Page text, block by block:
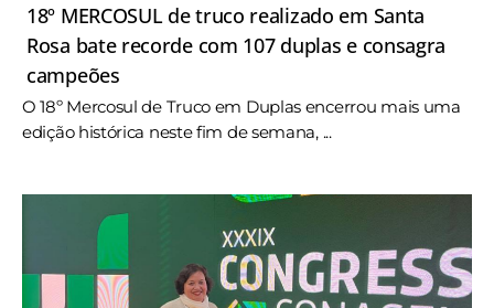
18º MERCOSUL de truco realizado em Santa
Rosa bate recorde com 107 duplas e consagra
campeões
O 18º Mercosul de Truco em Duplas encerrou mais uma
edição histórica neste fim de semana, ...